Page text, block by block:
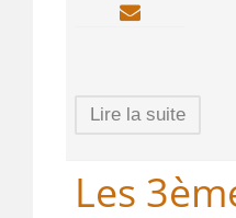
Lire la suite
Les